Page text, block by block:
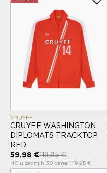
CRUYFF
CRUYFF WASHINGTON
DIPLOMATS TRACKTOP
RED
59,98 €119,95 €
NC u zadnjih 30 dana: 119,95 €